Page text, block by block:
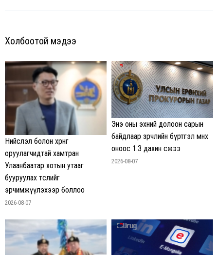
Холбоотой мэдээ
Нийслэл болон хөрөнгө
оруулагчидтай хамтран
Улаанбаатар хотын утааг
бууруулах төслийг
эрчимжүүлэхээр боллоо
2026-08-07
Энэ оны эхний долоон сарын
байдлаар зөрчлийн бүртгэл өмнөх
оноос 1.3 дахин өсжээ
2026-08-07